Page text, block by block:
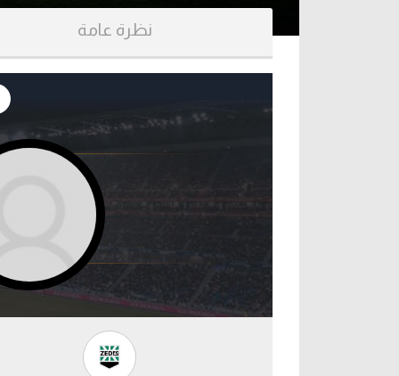
دوري
كل البطولات
نظرة عامة